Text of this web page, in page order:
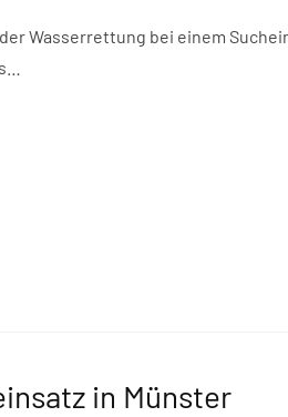
Wasserrettung bei einem
in Münster